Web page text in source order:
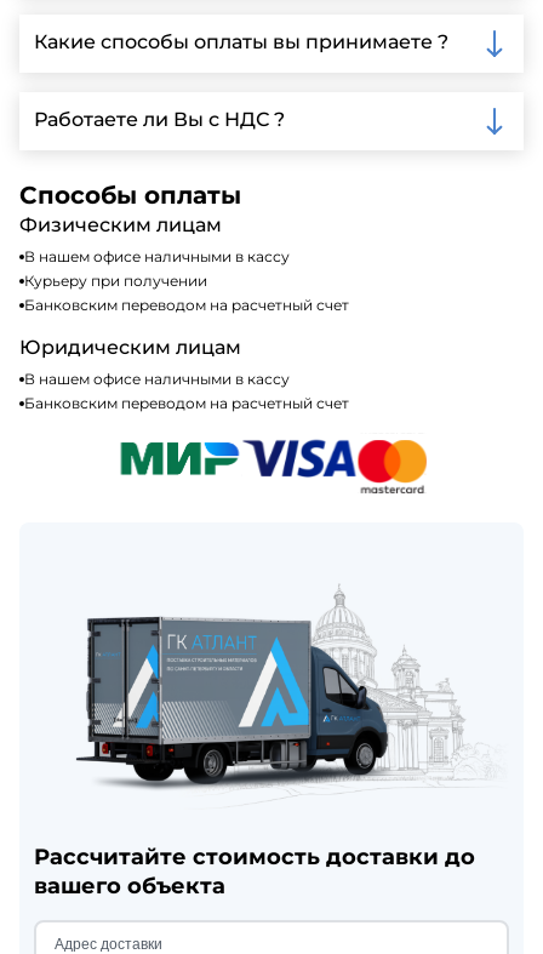
Ленинградской области, у нас собственный
автопарк, для обеспечения быстрой и надежной
Какие способы оплаты вы принимаете ?
включая наличные, банковские переводы,
кредитные карты. Подробную информацию о
Работаете ли Вы с НДС ?
налогообложения, т.е с НДС 20%
Способы оплаты
Физическим лицам
В нашем офисе наличными в кассу
Курьеру при получении
Банковским переводом на расчетный счет
Юридическим лицам
В нашем офисе наличными в кассу
Банковским переводом на расчетный счет
Рассчитайте стоимость доставки до
вашего объекта